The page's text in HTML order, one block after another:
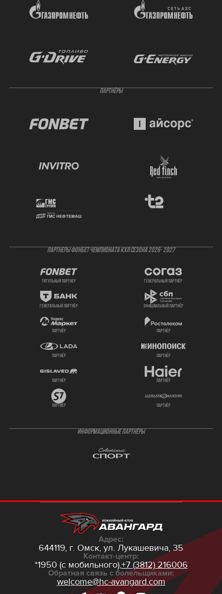
ПАРТНЁРЫ
ПАРТНЕРЫ ФОНБЕТ ЧЕМПИОНАТА КХЛ СЕЗОНА 2026- 2027
титульный партнер генеральный партнёр
генеральный партнёр официальный партнёр
партнёр партнёр
партнёр партнёр
партнёр партнёр
партнёр партнёр
ИНФОРМАЦИОННЫЕ ПАРТНЁРЫ
Адрес:
644119, г. Омск, ул. Лукашевича, 35
Контакт-центр:
*1950 (с мобильного),+7 (3812) 216006
Обратная связь с болельщиками:
welcome@hc-avangard.com